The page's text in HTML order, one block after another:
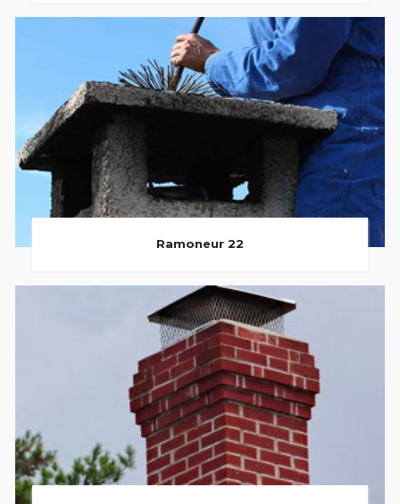
Ramoneur 22